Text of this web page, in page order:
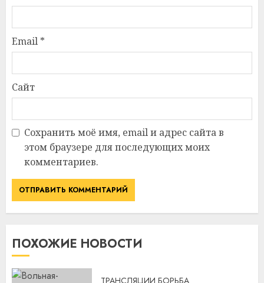
Email *
Сайт
Сохранить моё имя, email и адрес сайта в
этом браузере для последующих моих
комментариев.
ПОХОЖИЕ НОВОСТИ